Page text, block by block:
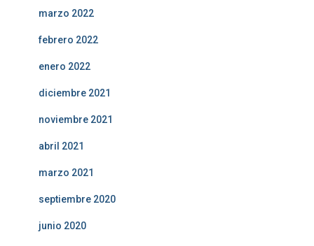
marzo 2022
febrero 2022
enero 2022
diciembre 2021
noviembre 2021
abril 2021
marzo 2021
septiembre 2020
junio 2020